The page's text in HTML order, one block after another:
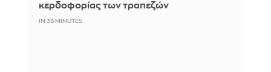
κερδοφορίας των τραπεζών
IN 33 MINUTES